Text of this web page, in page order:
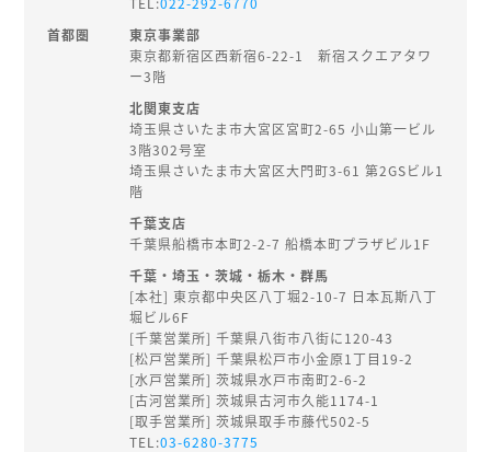
首都圏
東京事業部
東京都新宿区西新宿6-22-1 新宿スクエアタワ
ー3階
北関東支店
埼玉県さいたま市大宮区宮町2-65 小山第一ビル
3階302号室
埼玉県さいたま市大宮区大門町3-61 第2GSビル1
階
千葉支店
千葉県船橋市本町2-2-7 船橋本町プラザビル1F
千葉・埼玉・茨城・栃木・群馬
[本社] 東京都中央区八丁堀2-10-7 日本瓦斯八丁
堀ビル6F
[千葉営業所] 千葉県八街市八街に120-43
[松戸営業所] 千葉県松戸市小金原1丁目19-2
[水戸営業所] 茨城県水戸市南町2-6-2
[古河営業所] 茨城県古河市久能1174-1
[取手営業所] 茨城県取手市藤代502-5
TEL:03-6280-3775